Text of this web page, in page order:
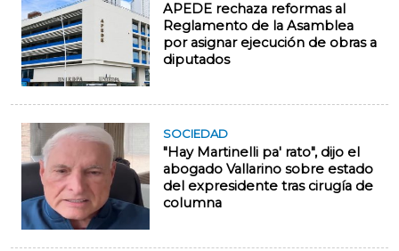
APEDE rechaza reformas al
Reglamento de la Asamblea
por asignar ejecución de obras a
diputados
SOCIEDAD
"Hay Martinelli pa' rato", dijo el
abogado Vallarino sobre estado
del expresidente tras cirugía de
columna